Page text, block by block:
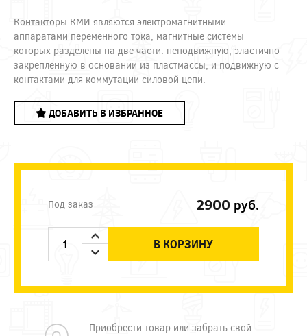
Контакторы КМИ являются электромагнитными
аппаратами переменного тока, магнитные системы
которых разделены на две части: неподвижную, эластично
закрепленную в основании из пластмассы, и подвижную с
контактами для коммутации силовой цепи.
ДОБАВИТЬ В ИЗБРАННОЕ
Под заказ 2900 руб.
В КОРЗИНУ
Приобрести товар или забрать свой